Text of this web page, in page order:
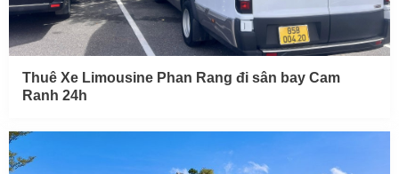
Thuê Xe Limousine Phan Rang đi sân bay Cam
Ranh 24h